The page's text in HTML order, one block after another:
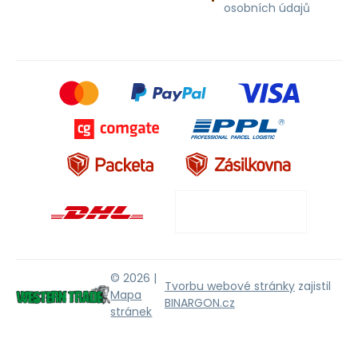
osobních údajů
© 2026 |
Mapa
stránek
Tvorbu webové stránky zajistil
BINARGON.cz